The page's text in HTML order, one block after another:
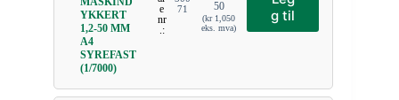
YKKERT
1,2-50 MM
A4
SYREFAST
(1/7000)
e
nr
.:
71
50
(kr1,050
eks. mva)
g til